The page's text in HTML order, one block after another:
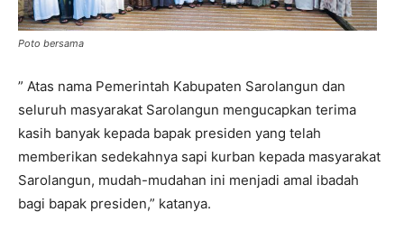
Poto bersama
” Atas nama Pemerintah Kabupaten Sarolangun dan
seluruh masyarakat Sarolangun mengucapkan terima
kasih banyak kepada bapak presiden yang telah
memberikan sedekahnya sapi kurban kepada masyarakat
Sarolangun, mudah-mudahan ini menjadi amal ibadah
bagi bapak presiden,” katanya.